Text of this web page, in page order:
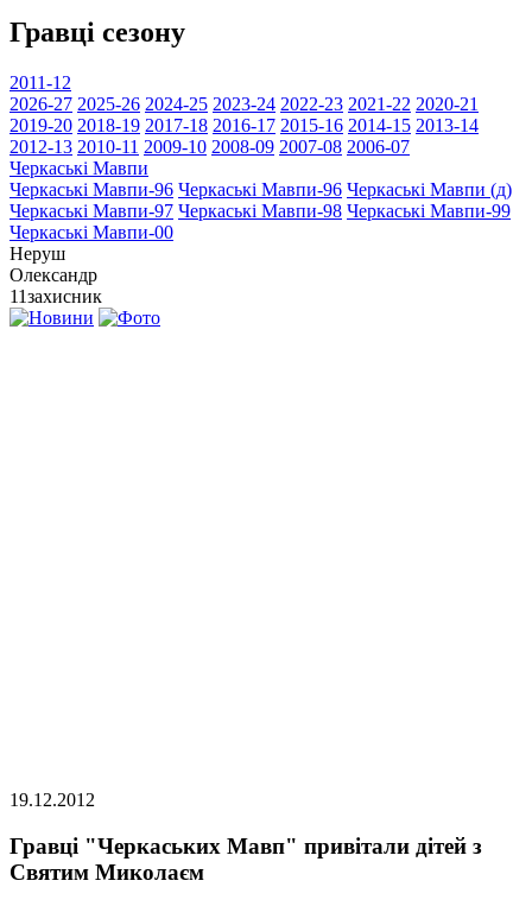
Гравці сезону
2011-12
2026-27 2025-26 2024-25 2023-24 2022-23 2021-22 2020-21
2019-20 2018-19 2017-18 2016-17 2015-16 2014-15 2013-14
2012-13 2010-11 2009-10 2008-09 2007-08 2006-07
Черкаські Мавпи
Черкаські Мавпи-96 Черкаські Мавпи-96 Черкаські Мавпи (д)
Черкаські Мавпи-97 Черкаські Мавпи-98 Черкаські Мавпи-99
Черкаські Мавпи-00
Неруш
Олександр
11захисник
19.12.2012
Гравці "Черкаських Мавп" привітали дітей з
Святим Миколаєм